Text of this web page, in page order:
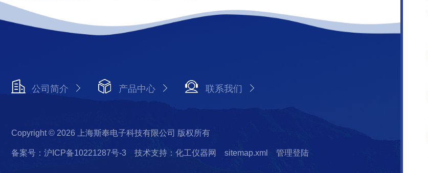
公司简介 产品中心 联系我们
Copyright © 2026 上海斯奉电子科技有限公司 版权所有
备案号：沪ICP备10221287号-3 技术支持：化工仪器网 sitemap.xml 管理登陆